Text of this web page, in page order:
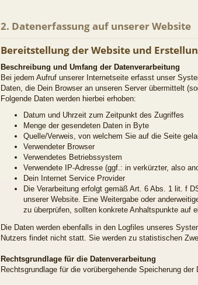
2. Datenerfassung auf unserer Website
Bereitstellung der Website und
Beschreibung und Umfang der Datenverarbeitung
Bei jedem Aufruf unserer Internetseite erfasst unser
Daten, die Dein Browser an unseren Server übermittelt
Folgende Daten werden hierbei erhoben:
Datum und Uhrzeit zum Zeitpunkt des Zugriffes
Menge der gesendeten Daten in Byte
Quelle/Verweis, von welchem Sie auf die Seite
Verwendeter Browser
Verwendetes Betriebssystem
Verwendete IP-Adresse (ggf.: in verkürzter, also
Dein Internet Service Provider
Die Verarbeitung erfolgt gemäß Art. 6 Abs. 1 lit. f
unserer Website. Eine Weitergabe oder
zu überprüfen, sollten konkrete Anhaltspunkte auf
Die Daten werden ebenfalls in den Logfiles unseres
Nutzers findet nicht statt. Sie werden zu statistischen
Rechtsgrundlage für die Datenverarbeitung
Rechtsgrundlage für die vorübergehende Speicherung